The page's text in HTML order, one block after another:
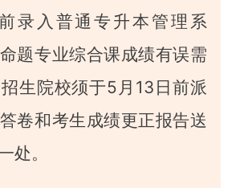
录入普通专升本管理系
题专业综合课成绩有误需
生院校须于5月13日前派
卷和考生成绩更正报告送
处。